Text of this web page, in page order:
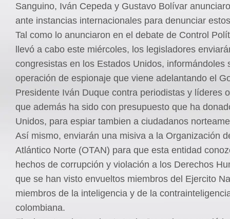
Sanguino, Iván Cepeda y Gustavo Bolívar
ante instancias internacionales para denunciar
Tal como lo anunciaron en el debate de Control
llevó a cabo este miércoles, los legisladores
congresistas en los Estados Unidos, informándoles
operación de espionaje que viene adelantando el
Presidente Iván Duque contra periodistas y líderes
que además ha sido con presupuesto que ha
Unidos, para espiar tambien a ciudadanos
Así mismo, enviarán una misiva a la Organización
Atlántico Norte (OTAN) para que esta entidad
hechos de corrupción y violación a los Derechos
que se han visto envueltos miembros del Ejercito
miembros de la inteligencia y de la
colombiana.